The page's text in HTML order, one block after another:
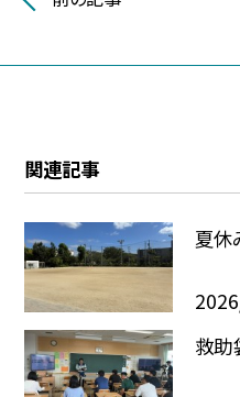
関連記事
夏休
救助